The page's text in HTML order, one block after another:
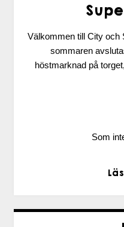
Välkommen till City och
sommaren
höstmarknad på
Som